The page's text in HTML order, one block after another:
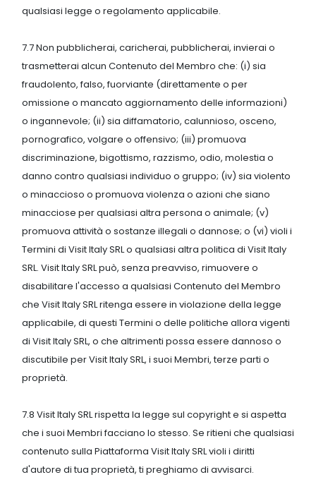
qualsiasi legge o regolamento applicabile.
7.7 Non pubblicherai, caricherai, pubblicherai, invierai o
trasmetterai alcun Contenuto del Membro che: (i) sia
fraudolento, falso, fuorviante (direttamente o per
omissione o mancato aggiornamento delle informazioni)
o ingannevole; (ii) sia diffamatorio, calunnioso, osceno,
pornografico, volgare o offensivo; (iii) promuova
discriminazione, bigottismo, razzismo, odio, molestia o
danno contro qualsiasi individuo o gruppo; (iv) sia violento
o minaccioso o promuova violenza o azioni che siano
minacciose per qualsiasi altra persona o animale; (v)
promuova attività o sostanze illegali o dannose; o (vi) violi i
Termini di Visit Italy SRL o qualsiasi altra politica di Visit Italy
SRL. Visit Italy SRL può, senza preavviso, rimuovere o
disabilitare l'accesso a qualsiasi Contenuto del Membro
che Visit Italy SRL ritenga essere in violazione della legge
applicabile, di questi Termini o delle politiche allora vigenti
di Visit Italy SRL, o che altrimenti possa essere dannoso o
discutibile per Visit Italy SRL, i suoi Membri, terze parti o
proprietà.
7.8 Visit Italy SRL rispetta la legge sul copyright e si aspetta
che i suoi Membri facciano lo stesso. Se ritieni che qualsiasi
contenuto sulla Piattaforma Visit Italy SRL violi i diritti
d'autore di tua proprietà, ti preghiamo di avvisarci.